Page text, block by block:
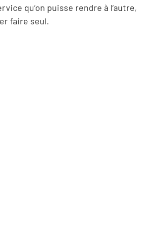
qu’on puisse rendre à l’autre,
faire seul.